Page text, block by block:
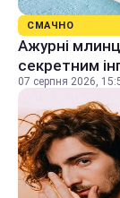
СМАЧНО
Ажурні
секретним
07 серпня 2026,